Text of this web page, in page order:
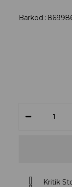
Barkod :
Kritik